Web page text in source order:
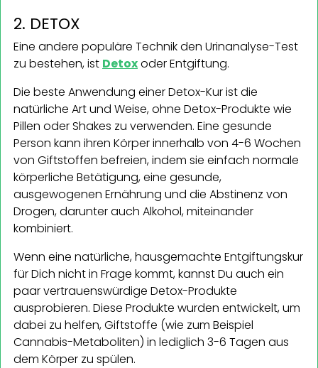
2. DETOX
Eine andere populäre Technik den Urinanalyse-Test
zu bestehen, ist Detoxoder Entgiftung.
Die beste Anwendung einer Detox-Kur ist die
natürliche Art und Weise, ohne Detox-Produkte wie
Pillen oder Shakes zu verwenden. Eine gesunde
Person kann ihren Körper innerhalb von 4-6 Wochen
von Giftstoffen befreien, indem sie einfach normale
körperliche Betätigung, eine gesunde,
ausgewogenen Ernährung und die Abstinenz von
Drogen, darunter auch Alkohol, miteinander
kombiniert.
Wenn eine natürliche, hausgemachte Entgiftungskur
für Dich nicht in Frage kommt, kannst Du auch ein
paar vertrauenswürdige Detox-Produkte
ausprobieren. Diese Produkte wurden entwickelt, um
dabei zu helfen, Giftstoffe (wie zum Beispiel
Cannabis-Metaboliten) in lediglich 3-6 Tagen aus
dem Körper zu spülen.